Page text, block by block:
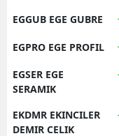
EGGUB EGE GUBRE
EGPRO EGE PROFIL
EGSER EGE
SERAMIK
EKDMR EKINCILER
DEMIR CELIK